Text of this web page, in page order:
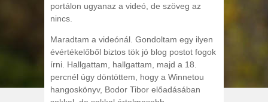
portálon ugyanaz a videó, de szöveg az
nincs.
Maradtam a videónál. Gondoltam egy ilyen
évértékelőből biztos tök jó blog postot fogok
írni. Hallgattam, hallgattam, majd a 18.
percnél úgy döntöttem, hogy a Winnetou
hangoskönyv, Bodor Tibor előadásában